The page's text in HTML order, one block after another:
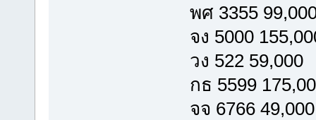
พศ 3355
จง 5000
วง 522 59,000
กธ 5599
จจ 6766 49,000